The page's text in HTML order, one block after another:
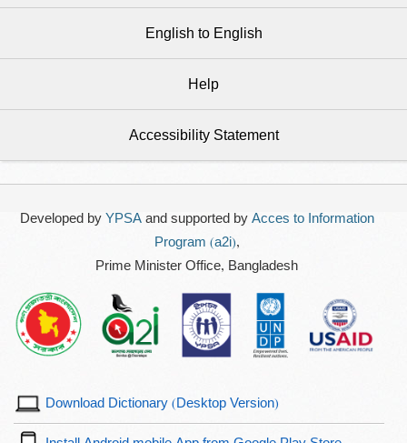
English to English
Help
Accessibility Statement
Developed by YPSAand supported by Acces to Information
Program (a2i),
Prime Minister Office, Bangladesh
Download Dictionary (Desktop Version)